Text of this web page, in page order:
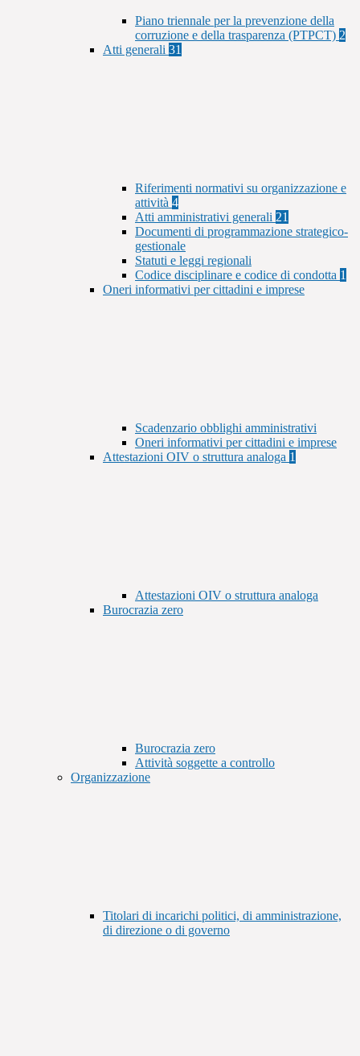
Piano triennale per la prevenzione della
corruzione e della trasparenza (PTPCT) 2
Atti generali 31
Riferimenti normativi su organizzazione e
attività 4
Atti amministrativi generali 21
Documenti di programmazione strategico-
gestionale
Statuti e leggi regionali
Codice disciplinare e codice di condotta 1
Oneri informativi per cittadini e imprese
Scadenzario obblighi amministrativi
Oneri informativi per cittadini e imprese
Attestazioni OIV o struttura analoga 1
Attestazioni OIV o struttura analoga
Burocrazia zero
Burocrazia zero
Attività soggette a controllo
Organizzazione
Titolari di incarichi politici, di amministrazione,
di direzione o di governo